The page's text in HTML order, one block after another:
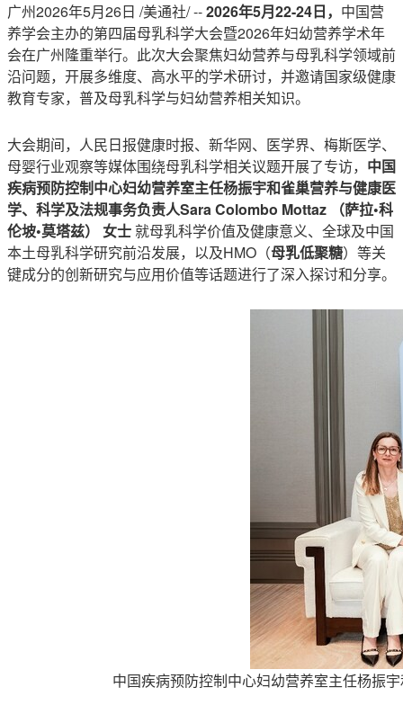
广州2026年5月26日 /美通社/ --2026年5月22-24日， 中国营
养学会主办的第四届母乳科学大会暨2026年妇幼营养学术年
会在广州隆重举行。此次大会聚焦妇幼营养与母乳科学领域前
沿问题，开展多维度、高水平的学术研讨，并邀请国家级健康
教育专家，普及母乳科学与妇幼营养相关知识。
大会期间，人民日报健康时报、新华网、医学界、梅斯医学、
母婴行业观察等媒体围绕母乳科学相关议题开展了专访， 中国
疾病预防控制中心妇幼营养室主任杨振宇和雀巢营养与健康医
学、科学及法规事务负责人Sara Colombo Mottaz （萨拉•科
伦坡•莫塔兹） 女士就母乳科学价值及健康意义、全球及中国
本土母乳科学研究前沿发展，以及HMO（母乳低聚糖）等关
键成分的创新研究与应用价值等话题进行了深入探讨和分享。
中国疾病预防控制中心妇幼营养室主任杨振